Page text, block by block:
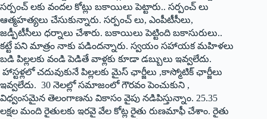
స‌ర్పంచ్ ల‌కు వంద‌ల కోట్లు బ‌కాయిలు పెట్టారు.. స‌ర్పంచ్ లు
ఆత్మ‌హ‌త్య‌లు చేసుకున్నారు. స‌ర్పంచ్ లు, ఎంపీటీసీలు,
జ‌డ్పీటీసీలు ధ‌ర్నాలు చేశారు. బ‌కాయిలు పెట్టింది బ‌కాసురులు..
క‌ట్టే ప‌ని మాత్రం నాకు ప‌డింద‌న్నారు. స్వ‌యం స‌హాయ‌క మ‌హిళ‌లు
బ‌డి పిల్ల‌ల‌కు వండి పెడితే వాళ్ల‌కు కూడా డ‌బ్బులు ఇవ్వ‌లేదు.
హాస్ట‌ళ్ల‌లో చ‌దువుకునే పిల్ల‌ల‌కు మైస్ ఛార్జీలు ,కాస్మోటిక్ ఛార్జీలు
ఇవ్వ‌లేదు. 30 నెల‌ల్లో స‌మాజంలో గౌర‌వం పెంచుకుని ,
విధ్వంస‌మైన‌ తెలంగాణ‌ను వికాసం వైపు న‌డిపిస్తున్నాం. 25.35
ల‌క్ష‌ల మంది రైతుల‌కు ఇర‌వై వేల కోట్ల రైతు రుణ‌మాఫీ చేశాం. రైతు